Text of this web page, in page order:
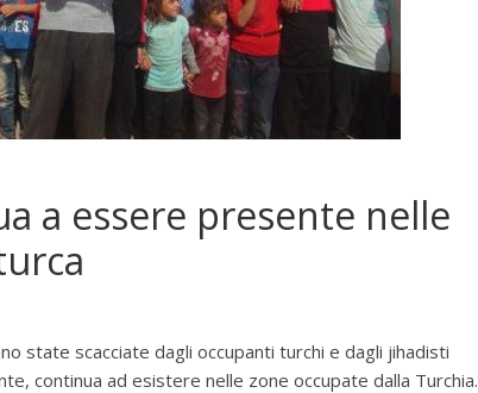
a essere presente nelle
state scacciate dagli occupanti turchi e dagli jihadisti
continua ad esistere nelle zone occupate dalla Turchia.